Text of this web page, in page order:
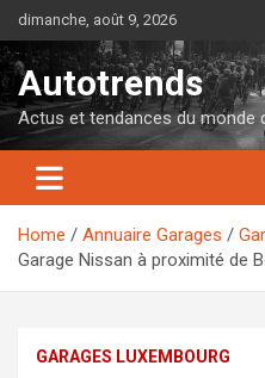
Skip
to
content
dimanche, août 9, 2026
Autotrends
Actus et tendances du monde
Home Annuaire Garages
Garage Nissan à proximité de
GARAGES LUXEMBOURG